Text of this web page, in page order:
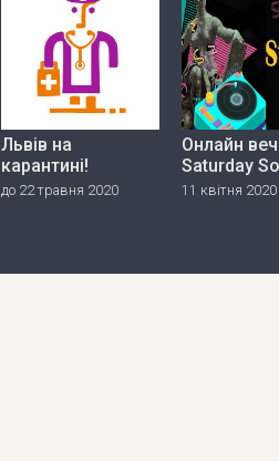
Львів на
карантині!
до 22 травня 2020
Онлайн
Saturday
11 квітня 2020